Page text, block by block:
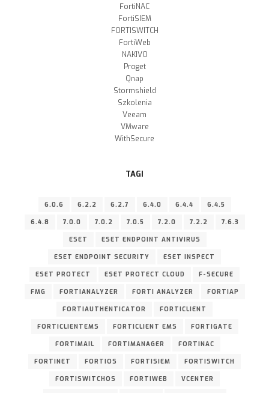
FortiNAC
FortiSIEM
FORTISWITCH
FortiWeb
NAKIVO
Proget
Qnap
Stormshield
Szkolenia
Veeam
VMware
WithSecure
TAGI
6.0.6 6.2.2 6.2.7 6.4.0 6.4.4 6.4.5
6.4.8 7.0.0 7.0.2 7.0.5 7.2.0 7.2.2 7.6.3
ESET ESET ENDPOINT ANTIVIRUS
ESET ENDPOINT SECURITY ESET INSPECT
ESET PROTECT ESET PROTECT CLOUD F-SECURE
FMG FORTIANALYZER FORTI ANALYZER FORTIAP
FORTIAUTHENTICATOR FORTICLIENT
FORTICLIENTEMS FORTICLIENT EMS FORTIGATE
FORTIMAIL FORTIMANAGER FORTINAC
FORTINET FORTIOS FORTISIEM FORTISWITCH
FORTISWITCHOS FORTIWEB VCENTER